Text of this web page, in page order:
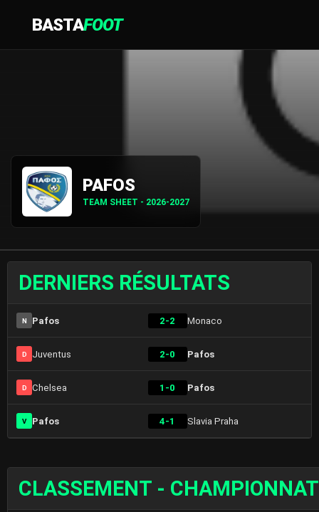
BASTAFOOT
PAFOS
TEAM SHEET - 2026-2027
DERNIERS RÉSULTATS
N Pafos 2-2 Monaco
D Juventus 2-0 Pafos
D Chelsea 1-0 Pafos
V Pafos 4-1 Slavia Praha
CLASSEMENT - CHAMPIONNAT